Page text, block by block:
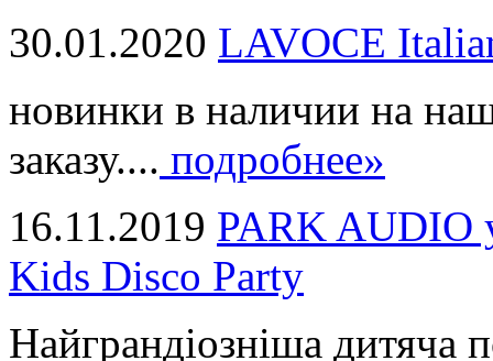
30.01.2020 LAVOCE
новинки в наличии на
заказу.... подробнее»
16.11.2019 PARK AUDIO
Kids Disco Party
Найграндіозніша дитяча